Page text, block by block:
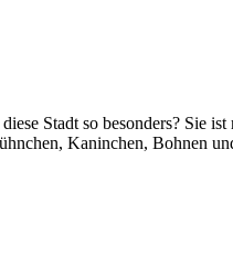
Stadt so besonders? Sie
Kaninchen, Bohnen